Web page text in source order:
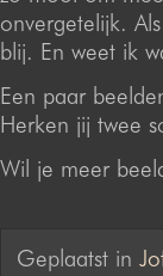
onvergetelijk.
blij. En weet ik
Een paar
Herken jij twee
Wil je meer
Geplaatst in